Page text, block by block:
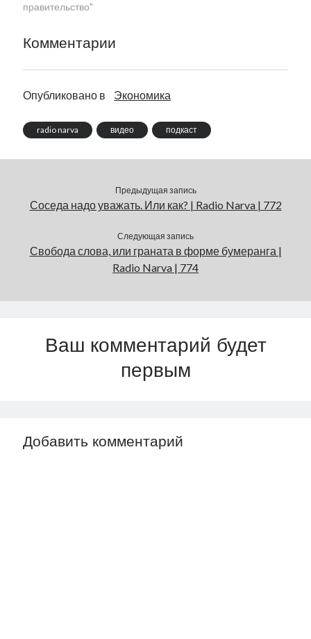
правительство"
Комментарии
Опубликовано в Экономика
radio narva видео подкаст
Предыдущая запись
Соседа надо уважать. Или как? | Radio Narva | 772
Следующая запись
Свобода слова, или граната в форме бумеранга |
Radio Narva | 774
Ваш комментарий будет
первым
Добавить комментарий